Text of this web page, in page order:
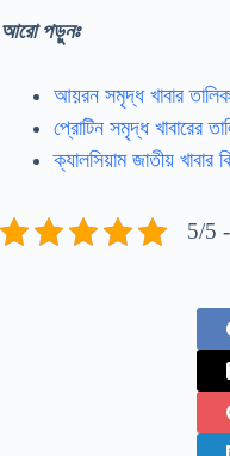
আরো পড়ুনঃ
আয়রন সমৃদ্ধ খাবার
প্রোটিন সমৃদ্ধ খাবারের
ক্যালসিয়াম জাতীয় খাবার
5/5